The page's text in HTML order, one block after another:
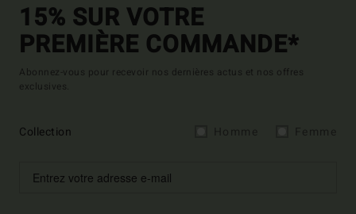
15% SUR VOTRE
PREMIÈRE COMMANDE*
Abonnez-vous pour recevoir nos dernières actus et nos offres
exclusives.
Collection